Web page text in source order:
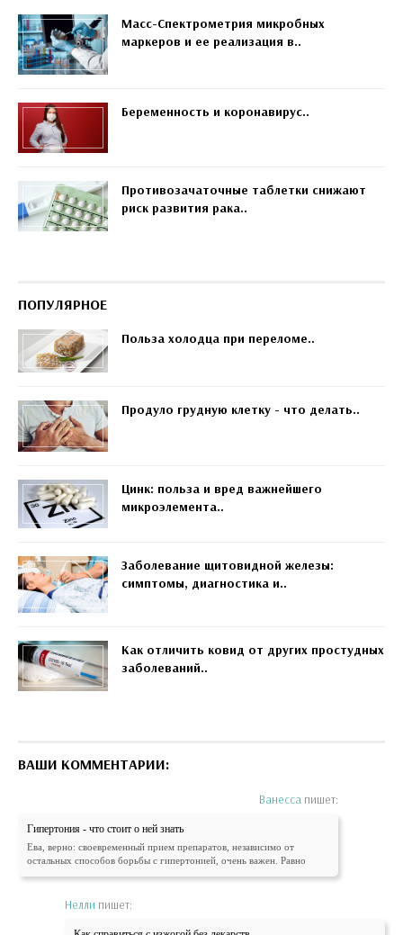
Масс-Спектрометрия микробных
маркеров и ее реализация в..
Беременность и коронавирус..
Противозачаточные таблетки снижают
риск развития рака..
ПОПУЛЯРНОЕ
Польза холодца при переломе..
Продуло грудную клетку - что делать..
Цинк: польза и вред важнейшего
микроэлемента..
Заболевание щитовидной железы:
симптомы, диагностика и..
Как отличить ковид от других простудных
заболеваний..
ВАШИ КОММЕНТАРИИ:
Ванесса пишет:
Гипертония - что стоит о ней знать
Ева, верно: своевременный прием препаратов, независимо от
остальных способов борьбы с гипертонией, очень важен. Равно
Нелли пишет: